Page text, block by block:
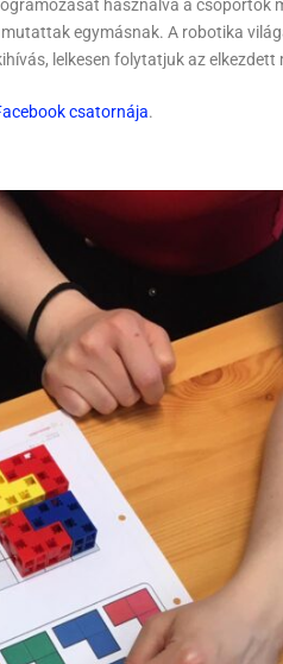
használva a csoportok
egymásnak. A robotika
lelkesen folytatjuk az elkezdett
csatornája.